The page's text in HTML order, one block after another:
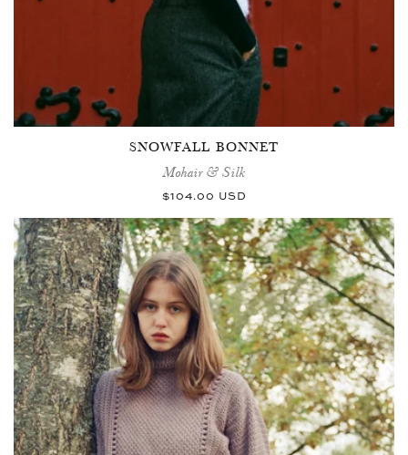
SNOWFALL BONNET
Mohair & Silk
Normaler
$104.00 USD